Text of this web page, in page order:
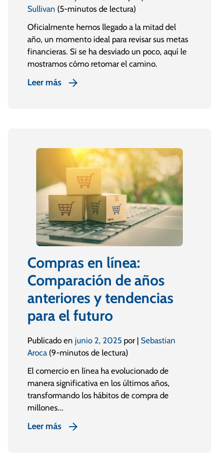
Sullivan (5-minutos de lectura)
Oficialmente hemos llegado a la mitad del
año, un momento ideal para revisar sus metas
financieras. Si se ha desviado un poco, aquí le
mostramos cómo retomar el camino.
Leer más
Compras en línea:
Comparación de años
anteriores y tendencias
para el futuro
Publicado en junio 2, 2025 por | Sebastian
Aroca (9-minutos de lectura)
El comercio en línea ha evolucionado de
manera significativa en los últimos años,
transformando los hábitos de compra de
millones...
Leer más